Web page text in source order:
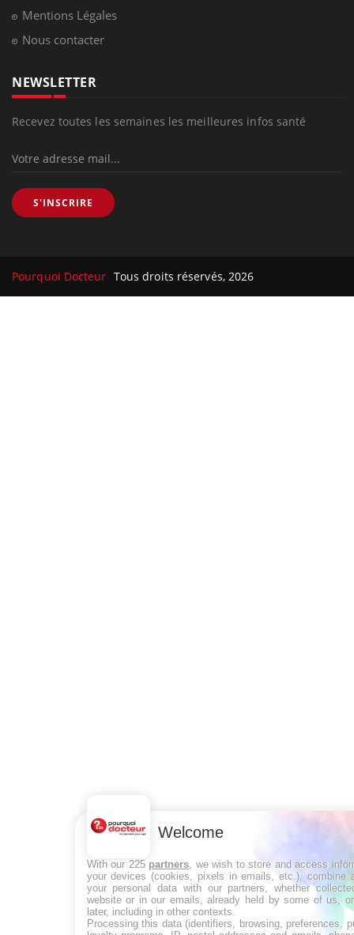
Mentions Légales
Nous contacter
NEWSLETTER
Recevez toutes les semaines les meilleures infos santé
S'INSCRIRE
Pourquoi Docteur Tous droits réservés, 2026
Welcome
With our 225 partners , we wish to store and access
your devices (cookies, pixels in emails, etc.), combine
your personal data with our partners, whether
website or in our emails, already held by some of us,
later, including in other contexts.
Processing this data (identifiers, browsing, preferences,